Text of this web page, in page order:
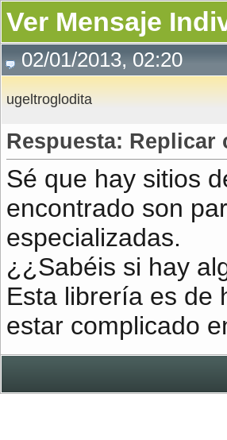
Ver Mensaje
02/01/2013, 02:20
ugeltroglodita
Respuesta:
Sé que hay sitios
encontrado son
especializadas.
¿¿Sabéis si hay
Esta librería es de
estar complicado